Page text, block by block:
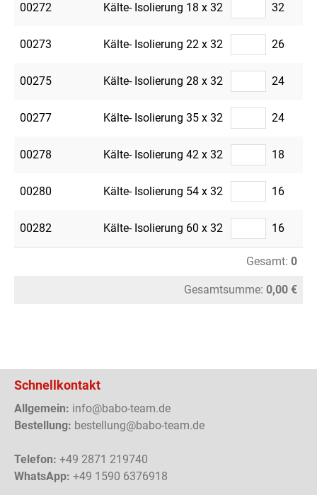
00272 Kälte- Isolierung 18 x 32 32
00273 Kälte- Isolierung 22 x 32 26
00275 Kälte- Isolierung 28 x 32 24
00277 Kälte- Isolierung 35 x 32 24
00278 Kälte- Isolierung 42 x 32 18
00280 Kälte- Isolierung 54 x 32 16
00282 Kälte- Isolierung 60 x 32 16
Gesamt: 0
Gesamtsumme: 0,00 €
Schnellkontakt
Allgemein: info@babo-team.de
Bestellung: bestellung@babo-team.de
Telefon: +49 2871 219740
WhatsApp: +49 1590 6376918